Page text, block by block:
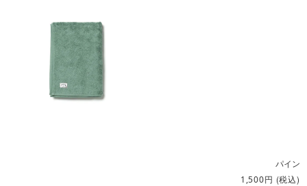
パイン
1,500円 (税込)